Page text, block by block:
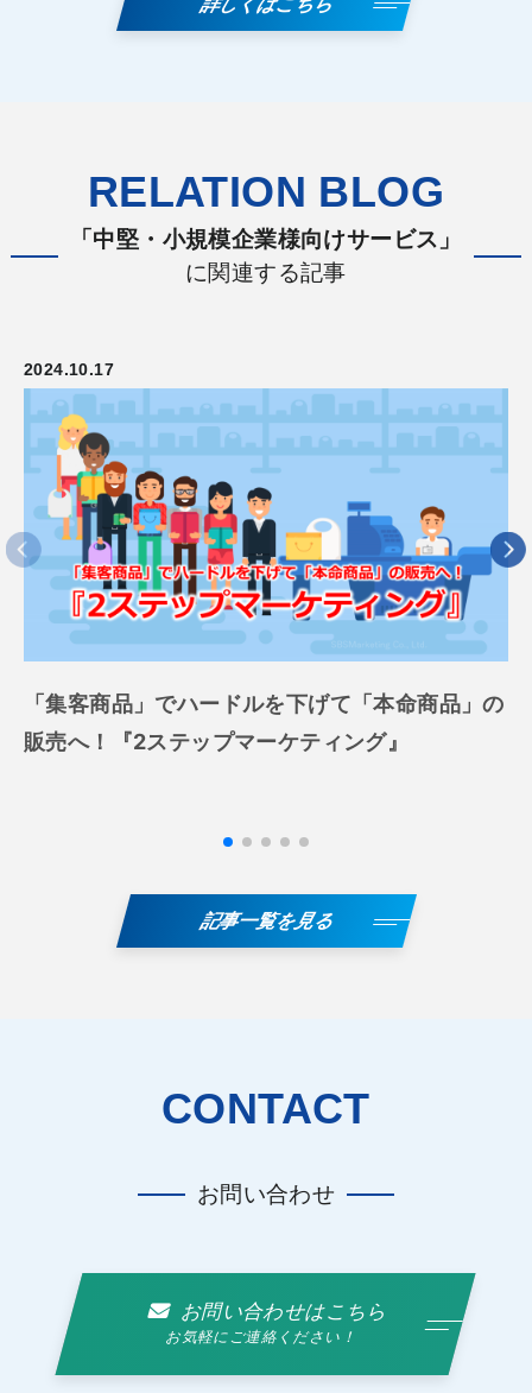
詳しくはこちら
RELATION BLOG
「中堅・小規模企業様向けサービス」
に関連する記事
2024.10.17
「集客商品」でハードルを下げて「本命商品」の
販売へ！『2ステップマーケティング』
記事一覧を見る
CONTACT
お問い合わせ
お問い合わせはこちら
お気軽にご連絡ください！